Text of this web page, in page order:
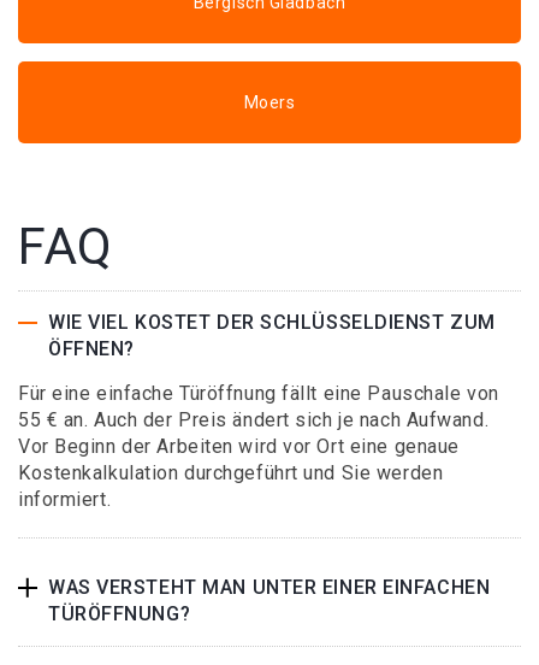
Moers
FAQ
WIE VIEL KOSTET DER SCHLÜSSELDIENST ZUM
ÖFFNEN?
Für eine einfache Türöffnung fällt eine Pauschale von
55 € an. Auch der Preis ändert sich je nach Aufwand.
Vor Beginn der Arbeiten wird vor Ort eine genaue
Kostenkalkulation durchgeführt und Sie werden
informiert.
WAS VERSTEHT MAN UNTER EINER EINFACHEN
TÜRÖFFNUNG?